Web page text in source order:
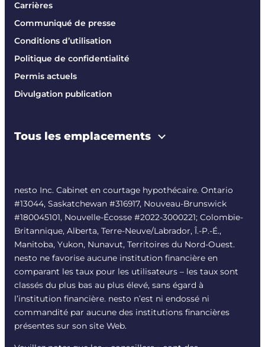
Carrières
Communiqué de presse
Conditions d’utilisation
Politique de confidentialité
Permis actuels
Divulgation publication
Tous les emplacements
nesto Inc. Cabinet en courtage hypothécaire. Ontario
#13044, Saskatchewan #316917, Nouveau-Brunswick
#180045101, Nouvelle-Écosse #2022-3000221; Colombie-
Britannique, Alberta, Terre-Neuve/Labrador, Î.-P.-É.,
Manitoba, Yukon, Nunavut, Territoires du Nord-Ouest.
nesto ne favorise aucune institution financière en
comparant les taux pour les utilisateurs – les taux sont
classés du plus bas au plus élevé, sans égard à
l’institution financière. nesto n’est ni endossé ni
commandité par aucune des institutions financières
présentes sur son site Web.